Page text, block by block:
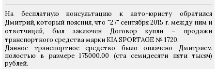
На бесплатную консультацию к авто-юристу обратился
Дмитрий, который пояснил, что "27" сентября 2015 г. между ним и
ответчицей, был заключен Договор купли – продажи
транспортного средства марки KIA SPORTAGE № 1720.
Данное транспортное средство было оплачено Дмитрием
полостью в размере 175000.00 (ста семидесяти пяти тысяч)
рублей.